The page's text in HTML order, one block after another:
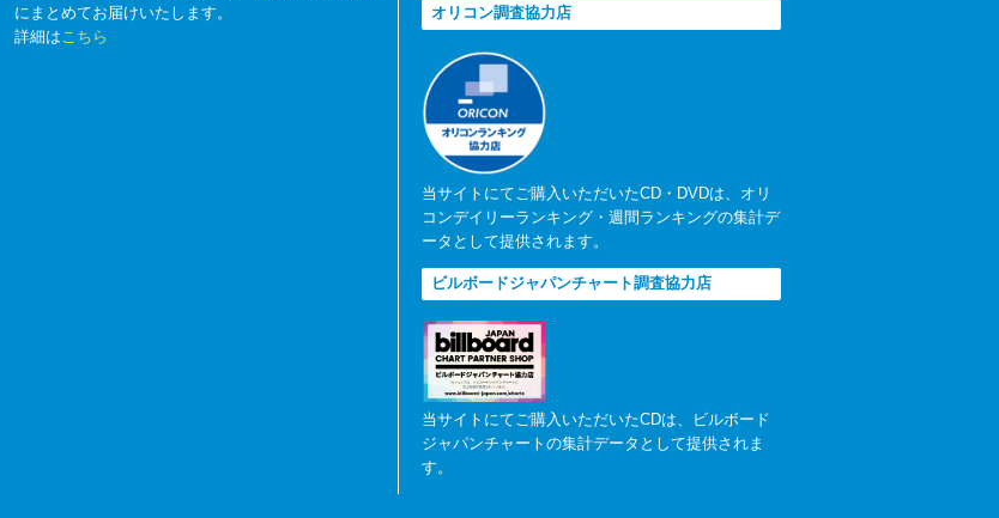
にまとめてお届けいたします。
詳細はこちら
オリコン調査協力店
当サイトにてご購入いただいたCD・DVDは、オリ
コンデイリーランキング・週間ランキングの集計デ
ータとして提供されます。
ビルボードジャパンチャート調査協力店
当サイトにてご購入いただいたCDは、ビルボード
ジャパンチャートの集計データとして提供されま
す。